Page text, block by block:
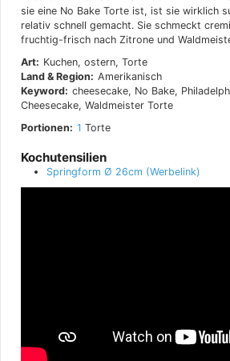
sie eine No Bake Torte ist, ist sie wirklich
relativ schnell gemacht. Sie schmeckt
fruchtig-frisch nach Zitrone und
Art: Kuchen, ostern, Torte
Land & Region: Amerikanisch
Keyword: cheesecake, No Bake,
Cheesecake, Waldmeister Torte
Portionen: 1 Torte
Kochutensilien
Springform Ø 26cm